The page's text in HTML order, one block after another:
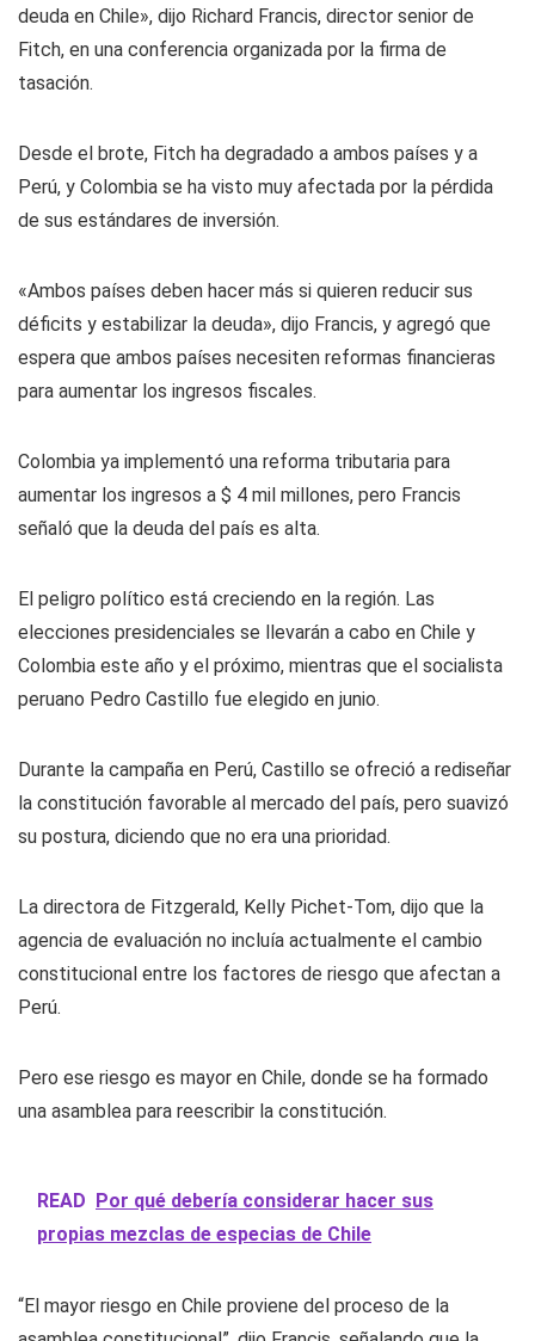
deuda en Chile», dijo Richard Francis, director senior de
Fitch, en una conferencia organizada por la firma de
tasación.
Desde el brote, Fitch ha degradado a ambos países y a
Perú, y Colombia se ha visto muy afectada por la pérdida
de sus estándares de inversión.
«Ambos países deben hacer más si quieren reducir sus
déficits y estabilizar la deuda», dijo Francis, y agregó que
espera que ambos países necesiten reformas financieras
para aumentar los ingresos fiscales.
Colombia ya implementó una reforma tributaria para
aumentar los ingresos a $ 4 mil millones, pero Francis
señaló que la deuda del país es alta.
El peligro político está creciendo en la región. Las
elecciones presidenciales se llevarán a cabo en Chile y
Colombia este año y el próximo, mientras que el socialista
peruano Pedro Castillo fue elegido en junio.
Durante la campaña en Perú, Castillo se ofreció a rediseñar
la constitución favorable al mercado del país, pero suavizó
su postura, diciendo que no era una prioridad.
La directora de Fitzgerald, Kelly Pichet-Tom, dijo que la
agencia de evaluación no incluía actualmente el cambio
constitucional entre los factores de riesgo que afectan a
Perú.
Pero ese riesgo es mayor en Chile, donde se ha formado
una asamblea para reescribir la constitución.
READ Por qué debería considerar hacer sus
propias mezclas de especias de Chile
“El mayor riesgo en Chile proviene del proceso de la